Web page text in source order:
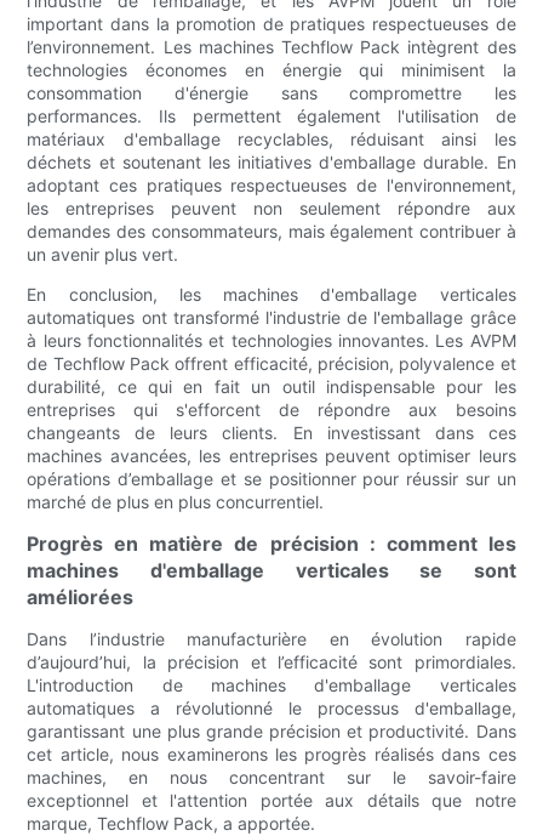
important dans la promotion de pratiques respectueuses de
l’environnement. Les machines Techflow Pack intègrent des
technologies économes en énergie qui minimisent la
consommation d'énergie sans compromettre les
performances. Ils permettent également l'utilisation de
matériaux d'emballage recyclables, réduisant ainsi les
déchets et soutenant les initiatives d'emballage durable. En
adoptant ces pratiques respectueuses de l'environnement,
les entreprises peuvent non seulement répondre aux
demandes des consommateurs, mais également contribuer à
un avenir plus vert.
En conclusion, les machines d'emballage verticales
automatiques ont transformé l'industrie de l'emballage grâce
à leurs fonctionnalités et technologies innovantes. Les AVPM
de Techflow Pack offrent efficacité, précision, polyvalence et
durabilité, ce qui en fait un outil indispensable pour les
entreprises qui s'efforcent de répondre aux besoins
changeants de leurs clients. En investissant dans ces
machines avancées, les entreprises peuvent optimiser leurs
opérations d’emballage et se positionner pour réussir sur un
marché de plus en plus concurrentiel.
Progrès en matière de précision : comment les
machines d'emballage verticales se sont
améliorées
Dans l’industrie manufacturière en évolution rapide
d’aujourd’hui, la précision et l’efficacité sont primordiales.
L'introduction de machines d'emballage verticales
automatiques a révolutionné le processus d'emballage,
garantissant une plus grande précision et productivité. Dans
cet article, nous examinerons les progrès réalisés dans ces
machines, en nous concentrant sur le savoir-faire
exceptionnel et l'attention portée aux détails que notre
marque, Techflow Pack, a apportée.